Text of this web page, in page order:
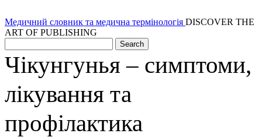
Медичний словник та медична термінологія DISCOVER THE
ART OF PUBLISHING
Чікунгунья – симптоми,
лікування та
профілактика